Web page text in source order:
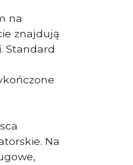
na
znajdują
Standard
Na